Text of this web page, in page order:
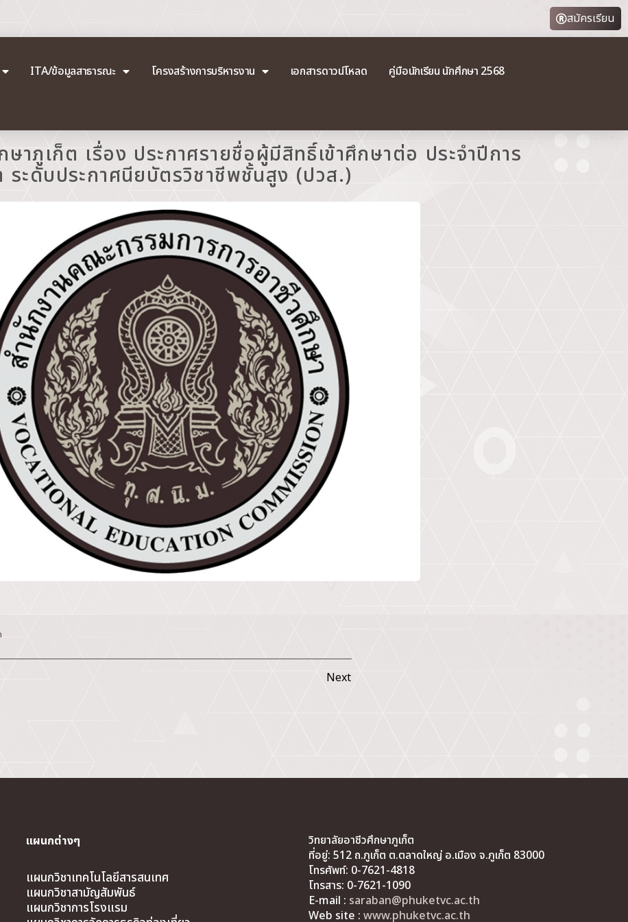
สมัครเรียน
ITA/ข้อมูลสาธารณะ โครงสร้างการบริหารงาน เอกสารดาวน์โหลด
คู่มือนักเรียน นักศึกษา 2568
าภูเก็ต เรื่อง ประกาศรายชื่อผู้มีสิทธิ์เข้าศึกษาต่อ ประจำปีการ
ระดับประกาศนียบัตรวิชาชีพชั้นสูง (ปวส.)
Next
แผนกต่างๆ
แผนกวิชาเทคโนโลยีสารสนเทศ
แผนกวิชาสามัญสัมพันธ์
แผนกวิชาการโรงแรม
วิทยาลัยอาชีวศึกษาภูเก็ต
ที่อยู่: 512 ถ.ภูเก็ต ต.ตลาดใหญ่ อ.เมือง จ.ภูเก็ต 83000
โทรศัพท์: 0-7621-4818
โทรสาร: 0-7621-1090
E-mail : saraban@phuketvc.ac.th
Web site :www.phuketvc.ac.th